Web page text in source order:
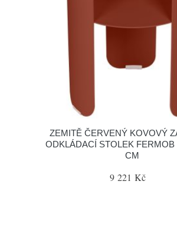
ZEMITĚ ČERVENÝ KOVOVÝ
ODKLÁDACÍ STOLEK FERMOB
CM
9 221 Kč